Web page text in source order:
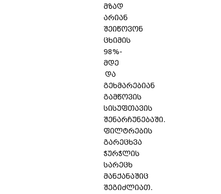
მზად
არიან
შეიწოვონ
ცხიმის
98%-
მდე
და
გეხმარებიან
გამწოვის
სისუფთავის
შენარჩუნებაში.
ფილტრების
გარეცხვა
ჭურჭლის
სარეცხ
მანქანაშიც
შეგიძლიათ.